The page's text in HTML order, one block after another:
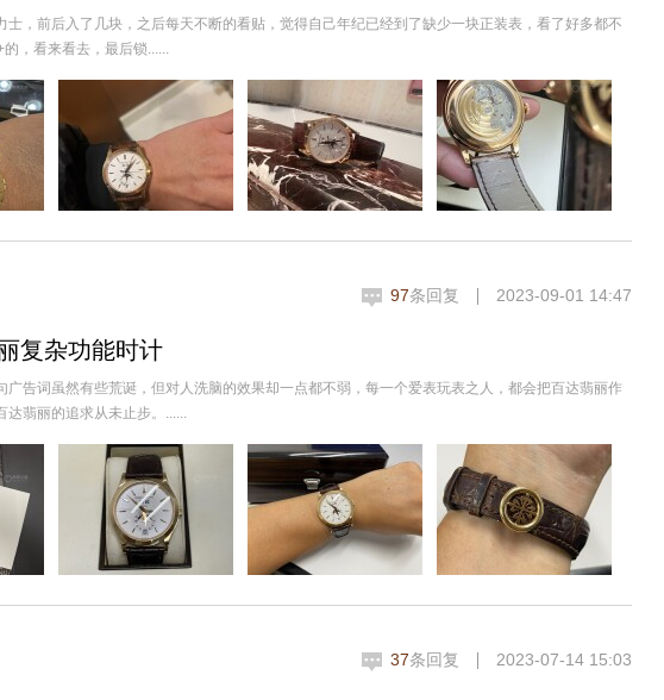
，前后入了几块，之后每天不断的看贴，觉得自己年纪已经到了缺少一块正装表，看了好多都不
，看来看去，最后锁......
复杂功能时计
告词虽然有些荒诞，但对人洗脑的效果却一点都不弱，每一个爱表玩表之人，都会把百达翡丽作
达翡丽的追求从未止步。......
97条回复 2023-09-01 14:47
37条回复 2023-07-14 15:03